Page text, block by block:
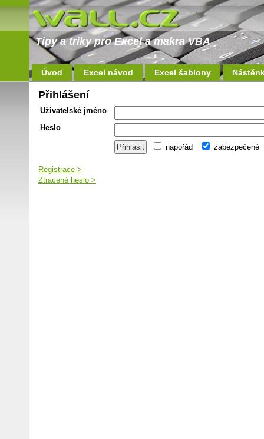
Tipy a triky pro Excel a makra VBA
Úvod Excel návod Excel šablony
Přihlášení
Uživatelské jméno
Heslo
napořád zabezpečené
Registrace >
Ztracené heslo >